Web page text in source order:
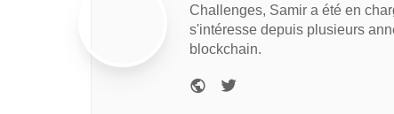
Challenges, Samir a été en
s'intéresse depuis plusieurs
blockchain.